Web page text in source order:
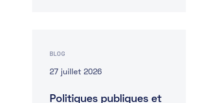
BLOG
27 juillet 2026
Politiques publiques et